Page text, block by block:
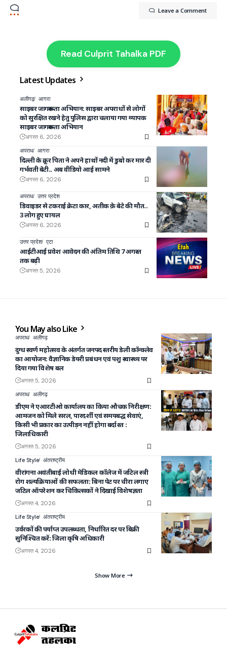
Leave a Comment
Read Culprit Tahalka PDF
Latest Updates
अलीगढ़ आगरा
साइबर जागरूकता अभियान: साइबर अपराधों से लोगों
को सुरक्षित रखने हेतु पुलिस द्वारा चलाया गया व्यापक
साइबर जागरूकता अभियान
अगस्त 6, 2026
अपराध आगरा
दिल्ली के क्रूर पिता ने अपने हाथों नदी में डुबो कर मार दी
गर्भवती बेटी.. अब वीडियो आई सामने
अगस्त 6, 2026
अपराध उत्तर प्रदेश
डिवाइडर से टकराई क्रेटा कार, अतीक क़े बेटे की मौत..
3 लोग हुए घायल
अगस्त 6, 2026
उत्तर प्रदेश एटा
आईटीआई प्रवेश आवेदन की अंतिम तिथि 7 अगस्त
तक बढ़ी
अगस्त 5, 2026
You May also Like
अपराध अलीगढ़
दुग्ध स्वर्ण महोत्सव के अंतर्गत जनपद स्तरीय डेली कॉन्क्लेव
का आयोजन: वैज्ञानिक डेयरी प्रबंधन एवं पशु स्वास्थ्य पर
दिया गया विशेष बल
अगस्त 5, 2026
अपराध अलीगढ़
डीएम ने एआरटीओ कार्यालय का किया औचक निरीक्षण:
आमजन को मिले सरल, पारदर्शी एवं समयबद्ध सेवाएं,
किसी भी प्रकार का उत्पीड़न नहीं होगा बर्दाश्त :
जिलाधिकारी
अगस्त 5, 2026
Life Style अंतराष्ट्रीय
वीरांगना अवंतीबाई लोधी मेडिकल कॉलेज में जटिल स्त्री
रोग शल्यक्रियाओं की सफलता: बिना पेट पर चीरा लगाए
जटिल ऑपरेशन कर चिकित्सकों ने दिखाई विशेषज्ञता
अगस्त 4, 2026
Life Style अंतराष्ट्रीय
उर्वरकों की पर्याप्त उपलब्धता, निर्धारित दर पर बिक्री
सुनिश्चित करें: जिला कृषि अधिकारी
अगस्त 4, 2026
Show More